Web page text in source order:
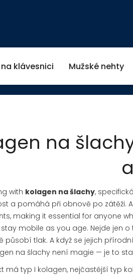
na klávesnici Mužské nehty
na
with kolagen na šlachy,
a pomáhá při obnově po zátěži.
making it essential for anyone
mobile as you age. Nejde jen
působí tlak. A když se jejich
na šlachy není magie — je to
má typ I kolagen, nejčastější typ